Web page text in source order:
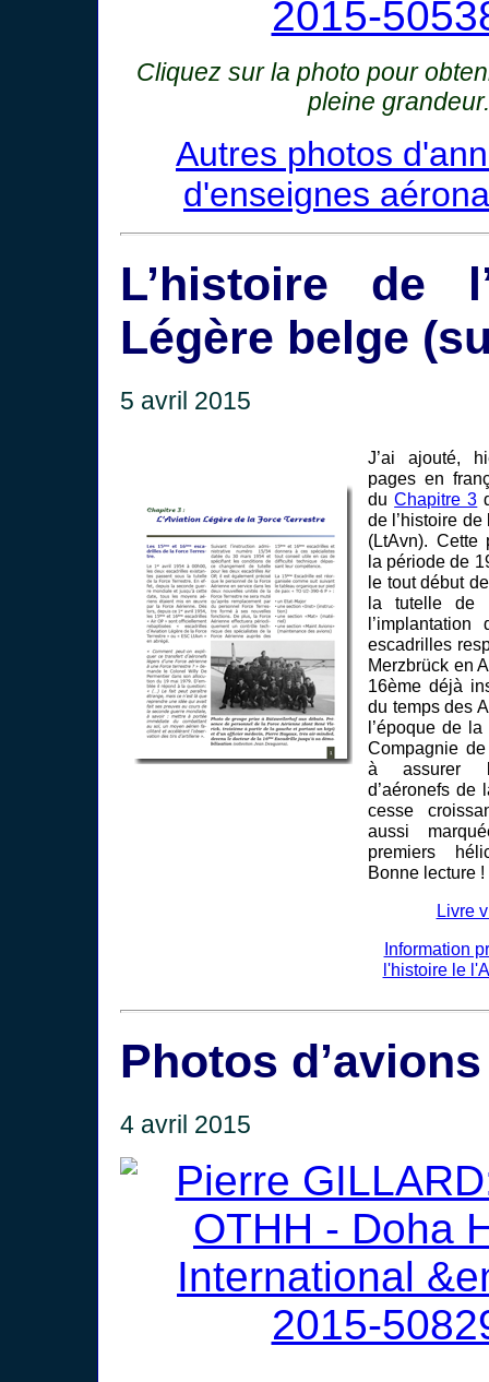
Cliquez sur la photo pour
pleine grandeur.
Autres photos
d'enseignes
L’histoire de
Légère belge
5 avril 2015
J’ai ajouté,
pages en
duChapitre 3
de l’histoire
(LtAvn). Cette
la période de
le tout début
la tutelle de
escadrilles
Merzbrück en
16ème déjà
du temps des
l’époque de
Compagnie
à assurer
d’aéronefs de
cesse
aussi
premiers
Bonne lecture !
Livre
Information
l'histoire le
Photos
4 avril 2015